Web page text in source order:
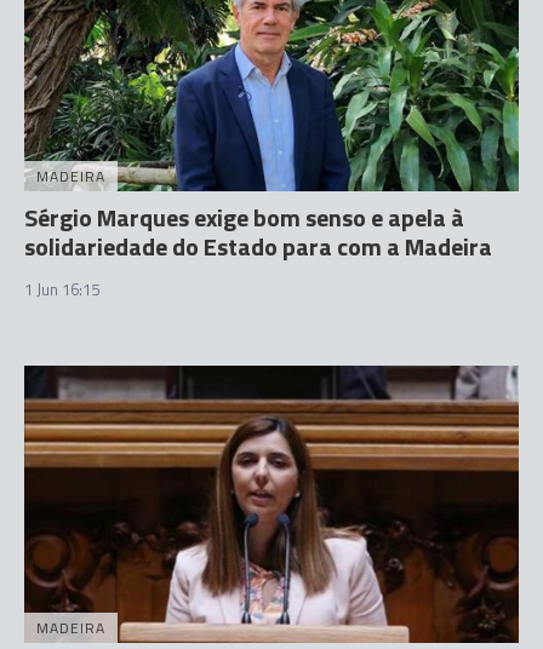
MADEIRA
Sérgio Marques exige bom senso e apela à
solidariedade do Estado para com a Madeira
1 Jun 16:15
MADEIRA